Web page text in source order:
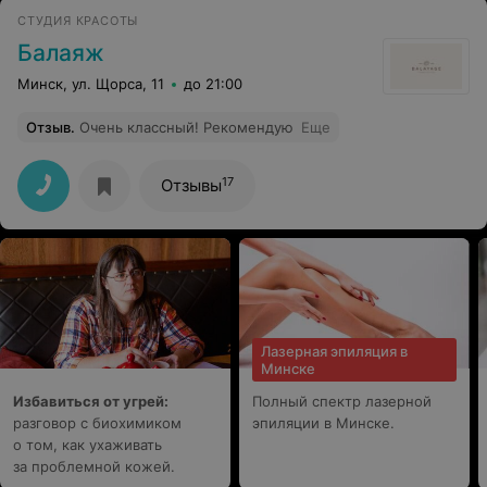
несколько раз (оговорюсь, что ходила к другому
мастеру в другое место 6 месяцев, такого вообще
никогда не было, мне есть с чем сравнивать качество
процедуры). Не совсем понятно, как салон может себя
позиционировать еще и как место, где готовят
Ужасно!
СТУДИЯ КРАСОТЫ
Балаяж
Минск, ул. Щорса, 11 до 21:00
Отзыв. Очень классный! Рекомендую Еще
Отзывы17
Избавиться от угрей:
разговор с биохимиком
о том, как ухаживать
за проблемной кожей.
Лазерная эпиляция в
Минске
Полный спектр лазерной
эпиляции в Минске.